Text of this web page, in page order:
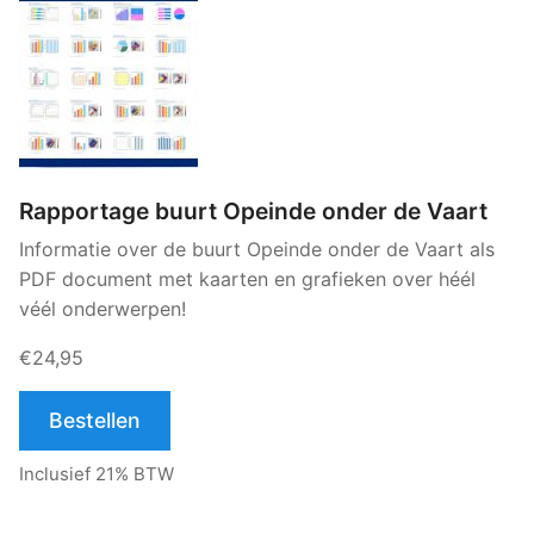
Rapportage buurt Opeinde onder de Vaart
Informatie over de buurt Opeinde onder de Vaart als
PDF document met kaarten en grafieken over héél
véél onderwerpen!
€24,95
Bestellen
Inclusief 21% BTW